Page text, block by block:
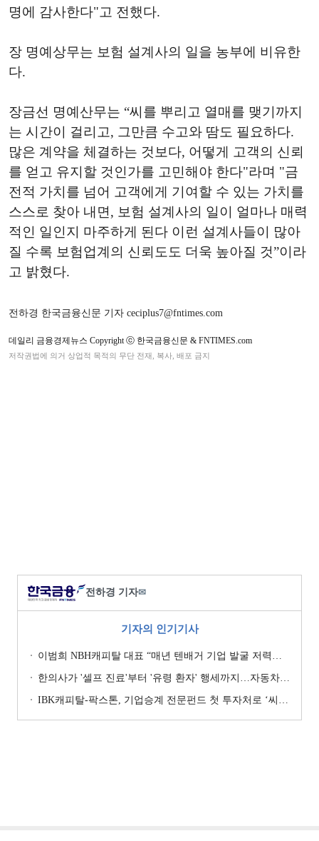
명에 감사한다"고 전했다.
장 명예상무는 보험 설계사의 일을 농부에 비유한
다.
장금선 명예산무는 “씨를 뿌리고 열매를 맺기까지
는 시간이 걸리고, 그만큼 수고와 땀도 필요하다.
많은 계약을 체결하는 것보다, 어떻게 고객의 신뢰
를 얻고 유지할 것인가를 고민해야 한다"라며 "금
전적 가치를 넘어 고객에게 기여할 수 있는 가치를
스스로 찾아 내면, 보험 설계사의 일이 얼마나 매력
적인 일인지 마주하게 된다 이런 설계사들이 많아
질 수록 보험업계의 신뢰도도 더욱 높아질 것”이라
고 밝혔다.
전하경 한국금융신문 기자 ceciplus7@fntimes.com
데일리 금융경제뉴스 Copyright ⓒ 한국금융신문 & FNTIMES.com
저작권법에 의거 상업적 목적의 무단 전재, 복사, 배포 금지
전하경 기자✉
기자의 인기기사
이범희 NBH캐피탈 대표 “매년 텐배거 기업 발굴 저력…올해 ROE 20% 목표”
한의사가 '셀프 진료'부터 '유령 환자' 행세까지…자동차보험 악용 심각 [경상환자 8주룰 도입 초읽기]
IBK캐피탈-팍스톤, 기업승계 전문펀드 첫 투자처로 ‘씨엠디기술단’ 낙점 [캐피탈사 돋보기]